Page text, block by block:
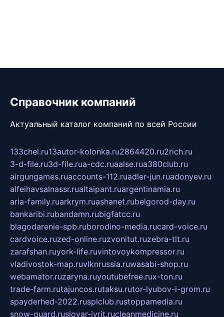
Справочник компаний
Актуальный каталог компаний по всей России
133chel.ru13autor-kolonka.ru2864420.ru2rich.ru
3-d-file.ru3d-file.rua-cdc.ruaalse.rua380club.ru
airgungames.ruaccounts-112.ruadler-jun.ruadonyev.ru
alfeihavsalnassr.rualtaipant.ruargentinamia.ru
aria-family.ruarkrym.ruashanet.rubelgorod-day.ru
bankaribi.rubandamn.rubigfatcc.ru
blagodarenie-spb.ruborodino-media.rucard-voice.ru
cardvoice.ruzed-online.ruzvonitut.ruzebra-tlt.ru
zarafshan.ruyork-life.ruvintovoykompressor.ru
vladivostok-map.ruvlknrussia.ruwasabi-shop.ru
webamator.ruzaryna.ruyoutubefree.rux-ton.ru
trade-farm.rutajuncos.rutaksu.rutor-lyubov-i-grom.ru
spayderhed-2022.rusplclub.rustoppamedia.ru
snow-guard.ruslovar-ivrit.rucleanmedicine.ru